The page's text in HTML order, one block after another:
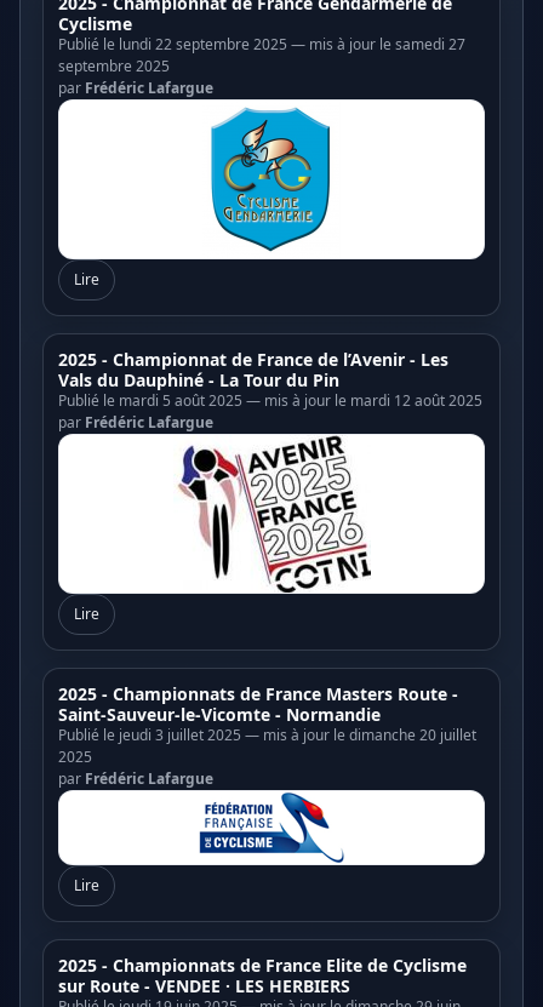
Cyclisme
Publié le lundi 22 septembre 2025 — mis à jour le samedi 27
septembre 2025
par Frédéric Lafargue
Lire
2025 - Championnat de France de l’Avenir - Les
Vals du Dauphiné - La Tour du Pin
Publié le mardi 5 août 2025 — mis à jour le mardi 12 août 2025
par Frédéric Lafargue
Lire
2025 - Championnats de France Masters Route -
Saint-Sauveur-le-Vicomte - Normandie
Publié le jeudi 3 juillet 2025 — mis à jour le dimanche 20 juillet
2025
par Frédéric Lafargue
Lire
2025 - Championnats de France Elite de Cyclisme
sur Route - VENDEE · LES HERBIERS